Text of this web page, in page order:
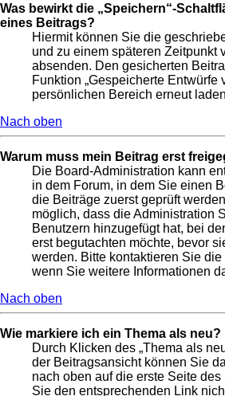
Was bewirkt die „Speichern“-
eines Beitrags?
Hiermit können Sie die
und zu einem späteren Zeitpunkt
absenden. Den gesicherten
Funktion „Gespeicherte Entwürfe
persönlichen Bereich erneut
Nach oben
Warum muss mein Beitrag erst
Die Board-Administration kann
in dem Forum, in dem Sie einen
die Beiträge zuerst geprüft
möglich, dass die Administration
Benutzern hinzugefügt hat, bei
erst begutachten möchte, bevor
werden. Bitte kontaktieren Sie
wenn Sie weitere Informationen
Nach oben
Wie markiere ich ein Thema als neu?
Durch Klicken des „Thema als
der Beitragsansicht können Sie
nach oben auf die erste Seite
Sie den entsprechenden Link